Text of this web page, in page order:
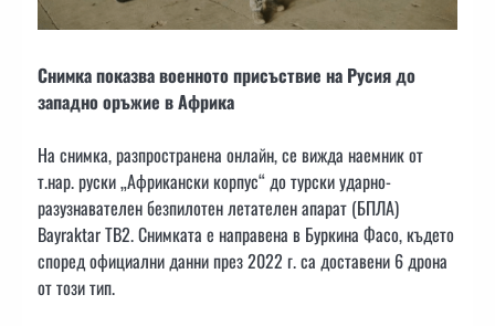
Снимка показва военното присъствие на Русия до
западно оръжие в Африка
На снимка, разпространена онлайн, се вижда наемник от
т.нар. руски „Африкански корпус“ до турски ударно-
разузнавателен безпилотен летателен апарат (БПЛА)
Bayraktar TB2. Снимката е направена в Буркина Фасо, където
според официални данни през 2022 г. са доставени 6 дрона
от този тип.